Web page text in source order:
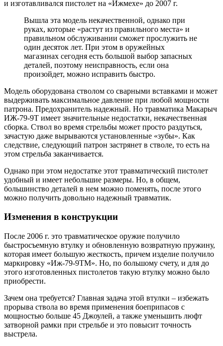
и изготавливался пистолет на «Ижмехе» до 2007 г.
Вышла эта модель некачественной, однако при
руках, которые «растут из правильного места» и
правильном обслуживании сможет прослужить не
один десяток лет. При этом в оружейных
магазинах сегодня есть большой выбор запасных
деталей, поэтому неисправность, если она
произойдет, можно исправить быстро.
Модель оборудована стволом со сварными вставками и может
выдерживать максимальное давление при любой мощности
патрона. Предохранитель надежный. Но травматика Макарыч
ИЖ-79-9Т имеет значительные недостатки, некачественная
сборка. Ствол во время стрельбы может просто раздуться,
зачастую даже вырываются установленные «зубы». Как
следствие, следующий патрон застрянет в стволе, то есть на
этом стрельба заканчивается.
Однако при этом недостатке этот травматический пистолет
удобный и имеет небольшие размеры. Но, в общем,
большинство деталей в нем можно поменять, после этого
можно получить довольно надежный травматик.
Изменения в конструкции
После 2006 г. это травматическое оружие получило
быстросъемную втулку и обновленную возвратную пружину,
которая имеет большую жесткость, причем изделие получило
маркировку «Иж-79-9ТМ». Но, по большому счету, и для до
этого изготовленных пистолетов такую втулку можно было
приобрести.
Зачем она требуется? Главная задача этой втулки – избежать
прорыва ствола во время применения боеприпасов с
мощностью больше 45 Джоулей, а также уменьшить люфт
затворной рамки при стрельбе и это повысит точность
выстрела.